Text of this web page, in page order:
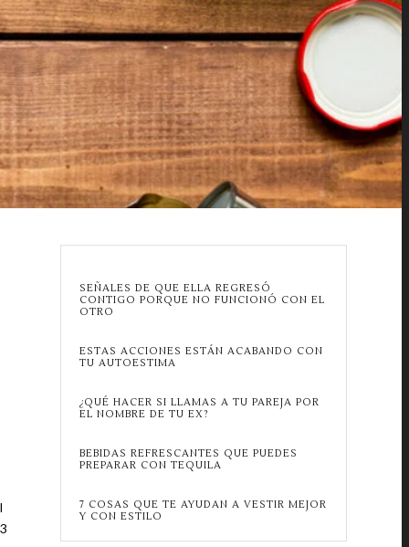
SEÑALES DE QUE ELLA REGRESÓ
CONTIGO PORQUE NO FUNCIONÓ CON EL
OTRO
ESTAS ACCIONES ESTÁN ACABANDO CON
TU AUTOESTIMA
¿QUÉ HACER SI LLAMAS A TU PAREJA POR
EL NOMBRE DE TU EX?
BEBIDAS REFRESCANTES QUE PUEDES
PREPARAR CON TEQUILA
7 COSAS QUE TE AYUDAN A VESTIR MEJOR
Y CON ESTILO